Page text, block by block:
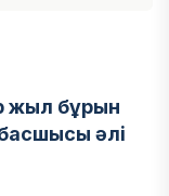
жыл бұрын
әлі